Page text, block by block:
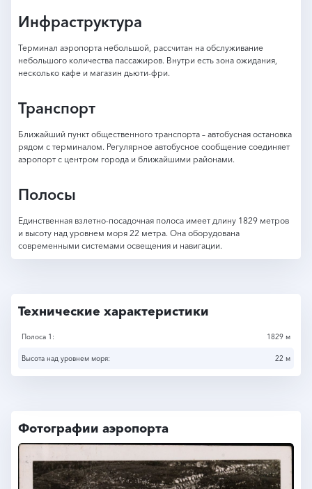
Инфраструктура
Терминал аэропорта небольшой, рассчитан на обслуживание
небольшого количества пассажиров. Внутри есть зона ожидания,
несколько кафе и магазин дьюти-фри.
Транспорт
Ближайший пункт общественного транспорта – автобусная остановка
рядом с терминалом. Регулярное автобусное сообщение соединяет
аэропорт с центром города и ближайшими районами.
Полосы
Единственная взлетно-посадочная полоса имеет длину 1829 метров
и высоту над уровнем моря 22 метра. Она оборудована
современными системами освещения и навигации.
Технические характеристики
Полоса 1: 1829 м
Высота над уровнем моря: 22 м
Фотографии аэропорта